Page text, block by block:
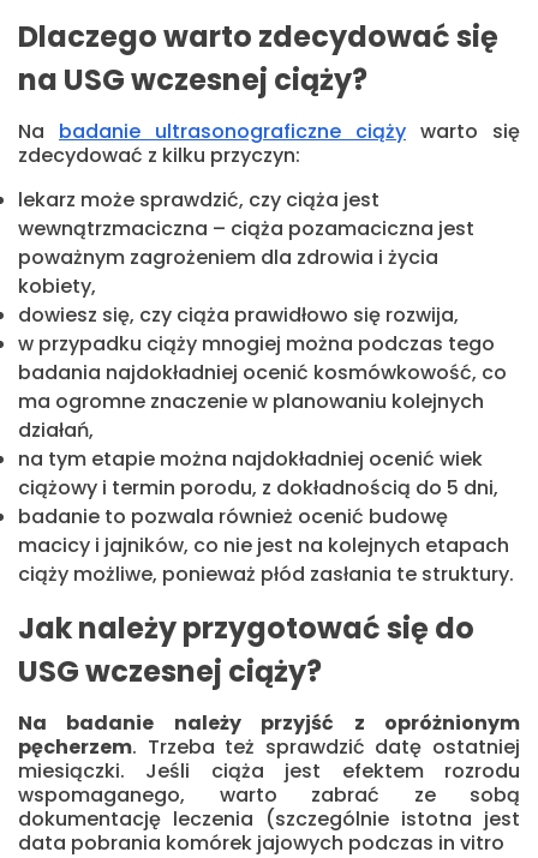
Dlaczego warto zdecydować się
na USG wczesnej ciąży?
Na badanie ultrasonograficzne ciąży warto się
zdecydować z kilku przyczyn:
lekarz może sprawdzić, czy ciąża jest
wewnątrzmaciczna – ciąża pozamaciczna jest
poważnym zagrożeniem dla zdrowia i życia
kobiety,
dowiesz się, czy ciąża prawidłowo się rozwija,
w przypadku ciąży mnogiej można podczas tego
badania najdokładniej ocenić kosmówkowość, co
ma ogromne znaczenie w planowaniu kolejnych
działań,
na tym etapie można najdokładniej ocenić wiek
ciążowy i termin porodu, z dokładnością do 5 dni,
badanie to pozwala również ocenić budowę
macicy i jajników, co nie jest na kolejnych etapach
ciąży możliwe, ponieważ płód zasłania te struktury.
Jak należy przygotować się do
USG wczesnej ciąży?
Na badanie należy przyjść z opróżnionym
pęcherzem. Trzeba też sprawdzić datę ostatniej
miesiączki. Jeśli ciąża jest efektem rozrodu
wspomaganego, warto zabrać ze sobą
dokumentację leczenia (szczególnie istotna jest
data pobrania komórek jajowych podczas in vitro